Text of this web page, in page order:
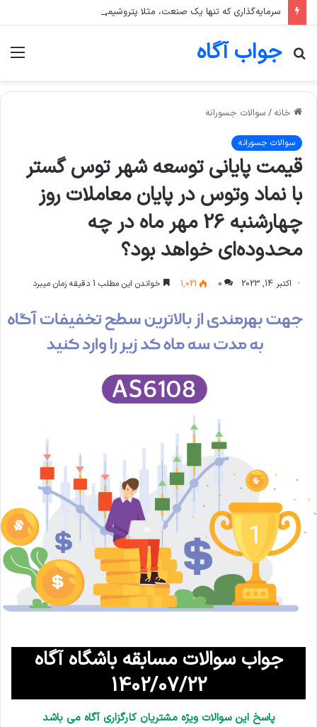
جواب آگاه
جستجو
خانه / سوالات جسورانه
سوالات جسورانه
قیمت پایانی توسعه‌ شهر توس‌ گستر
با نماد وتوس در پایان معاملات روز
چهارشنبه 26 مهر ماه در چه
محدوده‌ای خواهد بود؟
اکتبر 14, 2023 0
1,021 خواندن این مطلب 1 دقیقه زمان میبرد
جواب سوالات مسابقه باشگاه آگاه
1402/07/22
پاسخ این سوالات ویژه مشتریان کارگزاری آگاه می باشد